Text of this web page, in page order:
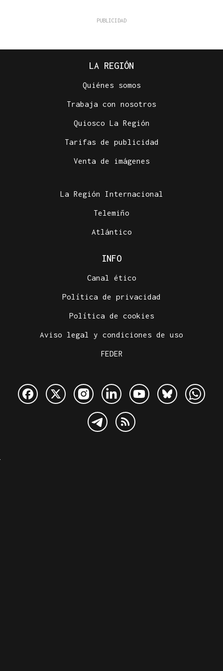
LA REGIÓN
Quiénes somos
Trabaja con nosotros
Quiosco La Región
Tarifas de publicidad
Venta de imágenes
La Región Internacional
Telemiño
Atlántico
INFO
Canal ético
Política de privacidad
Política de cookies
Aviso legal y condiciones de uso
FEDER